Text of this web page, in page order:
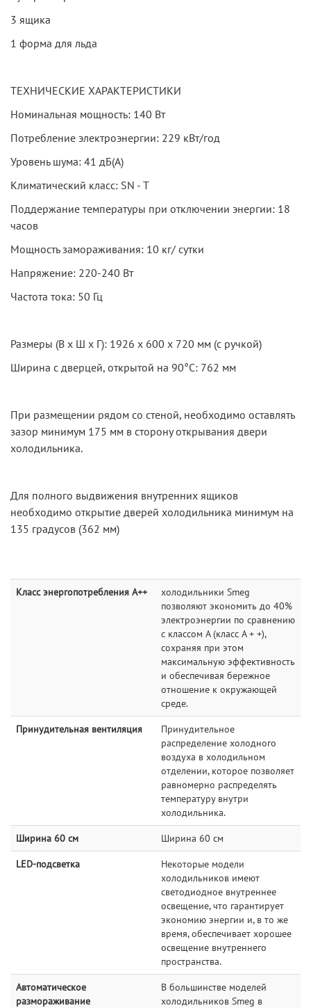
3 ящика
1 форма для льда
ТЕХНИЧЕСКИЕ ХАРАКТЕРИСТИКИ
Номинальная мощность: 140 Вт
Потребление электроэнергии: 229 кВт/год
Уровень шума: 41 дБ(А)
Климатический класс: SN - T
Поддержание температуры при отключении энергии: 18
часов
Мощность замораживания: 10 кг/ сутки
Напряжение: 220-240 Вт
Частота тока: 50 Гц
Размеры (В х Ш х Г): 1926 х 600 х 720 мм (с ручкой)
Ширина с дверцей, открытой на 90°С: 762 мм
При размещении рядом со стеной, необходимо оставлять
зазор минимум 175 мм в сторону открывания двери
холодильника.
Для полного выдвижения внутренних ящиков
необходимо открытие дверей холодильника минимум на
135 градусов (362 мм)
Класс энергопотребления A++
холодильники Smeg
позволяют экономить до 40%
электроэнергии по сравнению
с классом А (класс A + +),
сохраняя при этом
максимальную эффективность
и обеспечивая бережное
отношение к окружающей
среде.
Принудительная вентиляция
Принудительное
распределение холодного
воздуха в холодильном
отделении, которое позволяет
равномерно распределять
температуру внутри
холодильника.
Ширина 60 см Ширина 60 см
LED-подсветка
Некоторые модели
холодильников имеют
светодиодное внутреннее
освещение, что гарантирует
экономию энергии и, в то же
время, обеспечивает хорошее
освещение внутреннего
пространства.
Автоматическое
размораживание
В большинстве моделей
холодильников Smeg в